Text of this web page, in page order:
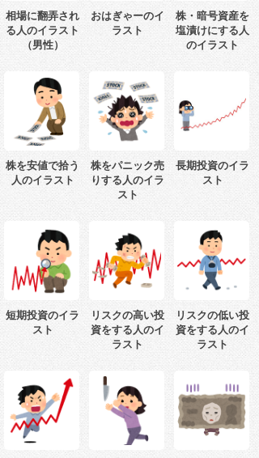
相場に翻弄され
る人のイラスト
（男性）
おはぎゃーのイ
ラスト
株・暗号資産を
塩漬けにする人
のイラスト
株を安値で拾う
人のイラスト
株をパニック売
りする人のイラ
スト
長期投資のイラ
スト
短期投資のイラ
スト
リスクの高い投
資をする人のイ
ラスト
リスクの低い投
資をする人のイ
ラスト